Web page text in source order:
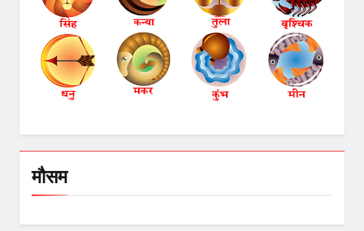
मौसम